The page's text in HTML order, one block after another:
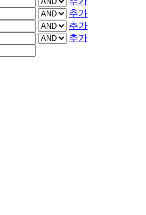
추가
추가
추가